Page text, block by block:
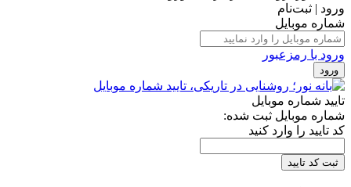
ورود | ثبت‌نام
شماره موبایل
ورود با رمزعبور
ورود
تایید شماره موبایل
شماره موبایل ثبت شده:
کد تایید را وارد کنید
ثبت کد تایید